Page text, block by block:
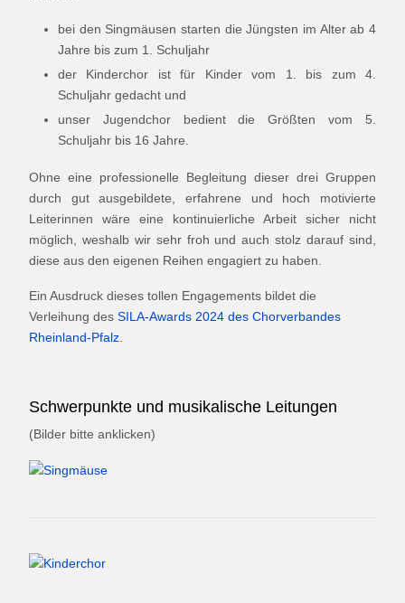
bei den Singmäusen starten die Jüngsten im Alter ab 4
Jahre bis zum 1. Schuljahr
der Kinderchor ist für Kinder vom 1. bis zum 4.
Schuljahr gedacht und
unser Jugendchor bedient die Größten vom 5.
Schuljahr bis 16 Jahre.
Ohne eine professionelle Begleitung dieser drei Gruppen
durch gut ausgebildete, erfahrene und hoch motivierte
Leiterinnen wäre eine kontinuierliche Arbeit sicher nicht
möglich, weshalb wir sehr froh und auch stolz darauf sind,
diese aus den eigenen Reihen engagiert zu haben.
Ein Ausdruck dieses tollen Engagements bildet die
Verleihung des SILA-Awards 2024 des Chorverbandes
Rheinland-Pfalz
Schwerpunkte und musikalische Leitungen
(Bilder bitte anklicken)